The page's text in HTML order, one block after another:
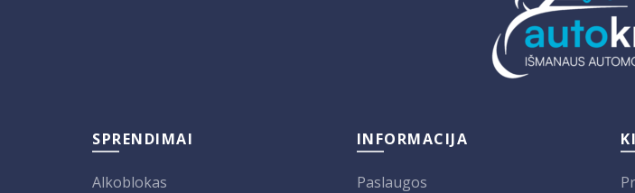
SPRENDIMAI
Alkoblokas
INFORMACIJA
Paslaugos